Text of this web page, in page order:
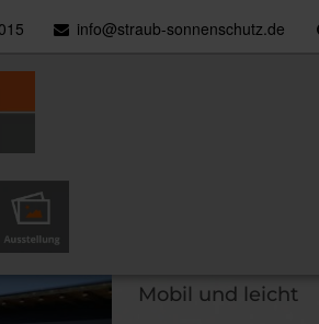
info@straub-sonnenschutz.de
Ausstellung
Mobil und leicht